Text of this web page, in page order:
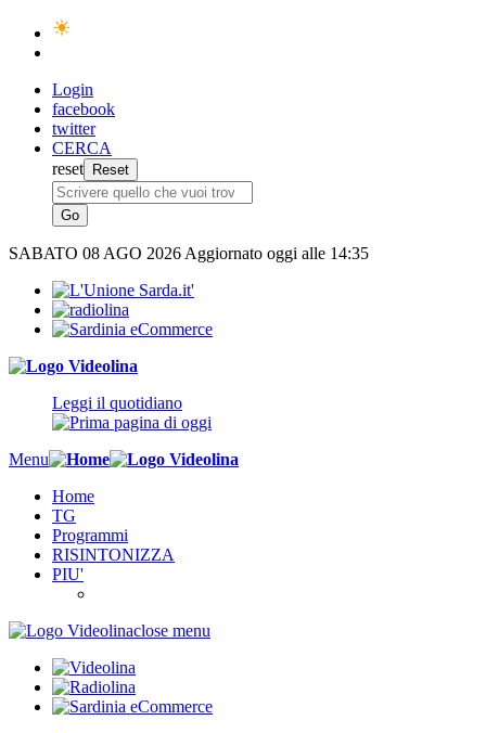
Login
facebook
twitter
CERCA
reset
SABATO 08 AGO 2026 Aggiornato oggi alle 14:35
Leggi il quotidiano
Menu
Home
TG
Programmi
RISINTONIZZA
PIU'
close menu